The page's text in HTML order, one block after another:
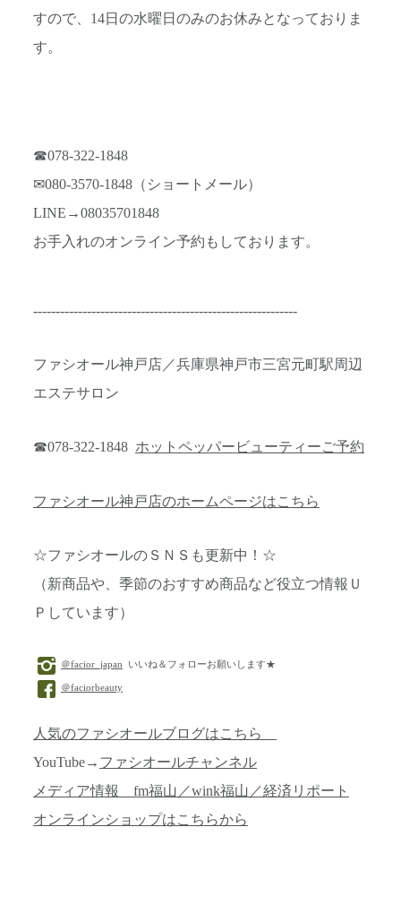
すので、14日の水曜日のみのお休みとなっておりま
す。
☎078-322-1848
✉080-3570-1848（ショートメール）
LINE→08035701848
お手入れのオンライン予約もしております。
-----------------------------------------------------------
ファシオール神戸店／兵庫県神戸市三宮元町駅周辺
エステサロン
☎078-322-1848 ホットペッパービューティーご予約
ファシオール神戸店のホームページはこちら
☆ファシオールのＳＮＳも更新中！☆
（新商品や、季節のおすすめ商品など役立つ情報Ｕ
Ｐしています）
＠facior_japan いいね＆フォローお願いします★
＠faciorbeauty
人気のファシオールブログはこちら
YouTube→ ファシオールチャンネル
メディア情報 fm福山／wink福山／経済リポート
オンラインショップはこちらから